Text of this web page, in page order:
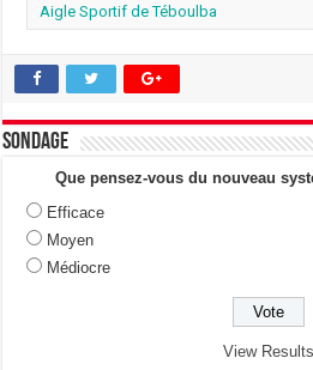
Aigle Sportif de Téboulba
Sondage
Que pensez-vous du nouveau
Efficace
Moyen
Médiocre
View Results